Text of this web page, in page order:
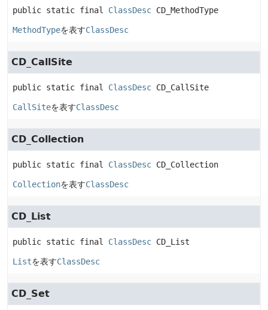
public static final ClassDesc CD_MethodType
MethodTypeを表すClassDesc
CD_CallSite
public static final ClassDesc CD_CallSite
CallSiteを表すClassDesc
CD_Collection
public static final ClassDesc CD_Collection
Collectionを表すClassDesc
CD_List
public static final ClassDesc CD_List
Listを表すClassDesc
CD_Set